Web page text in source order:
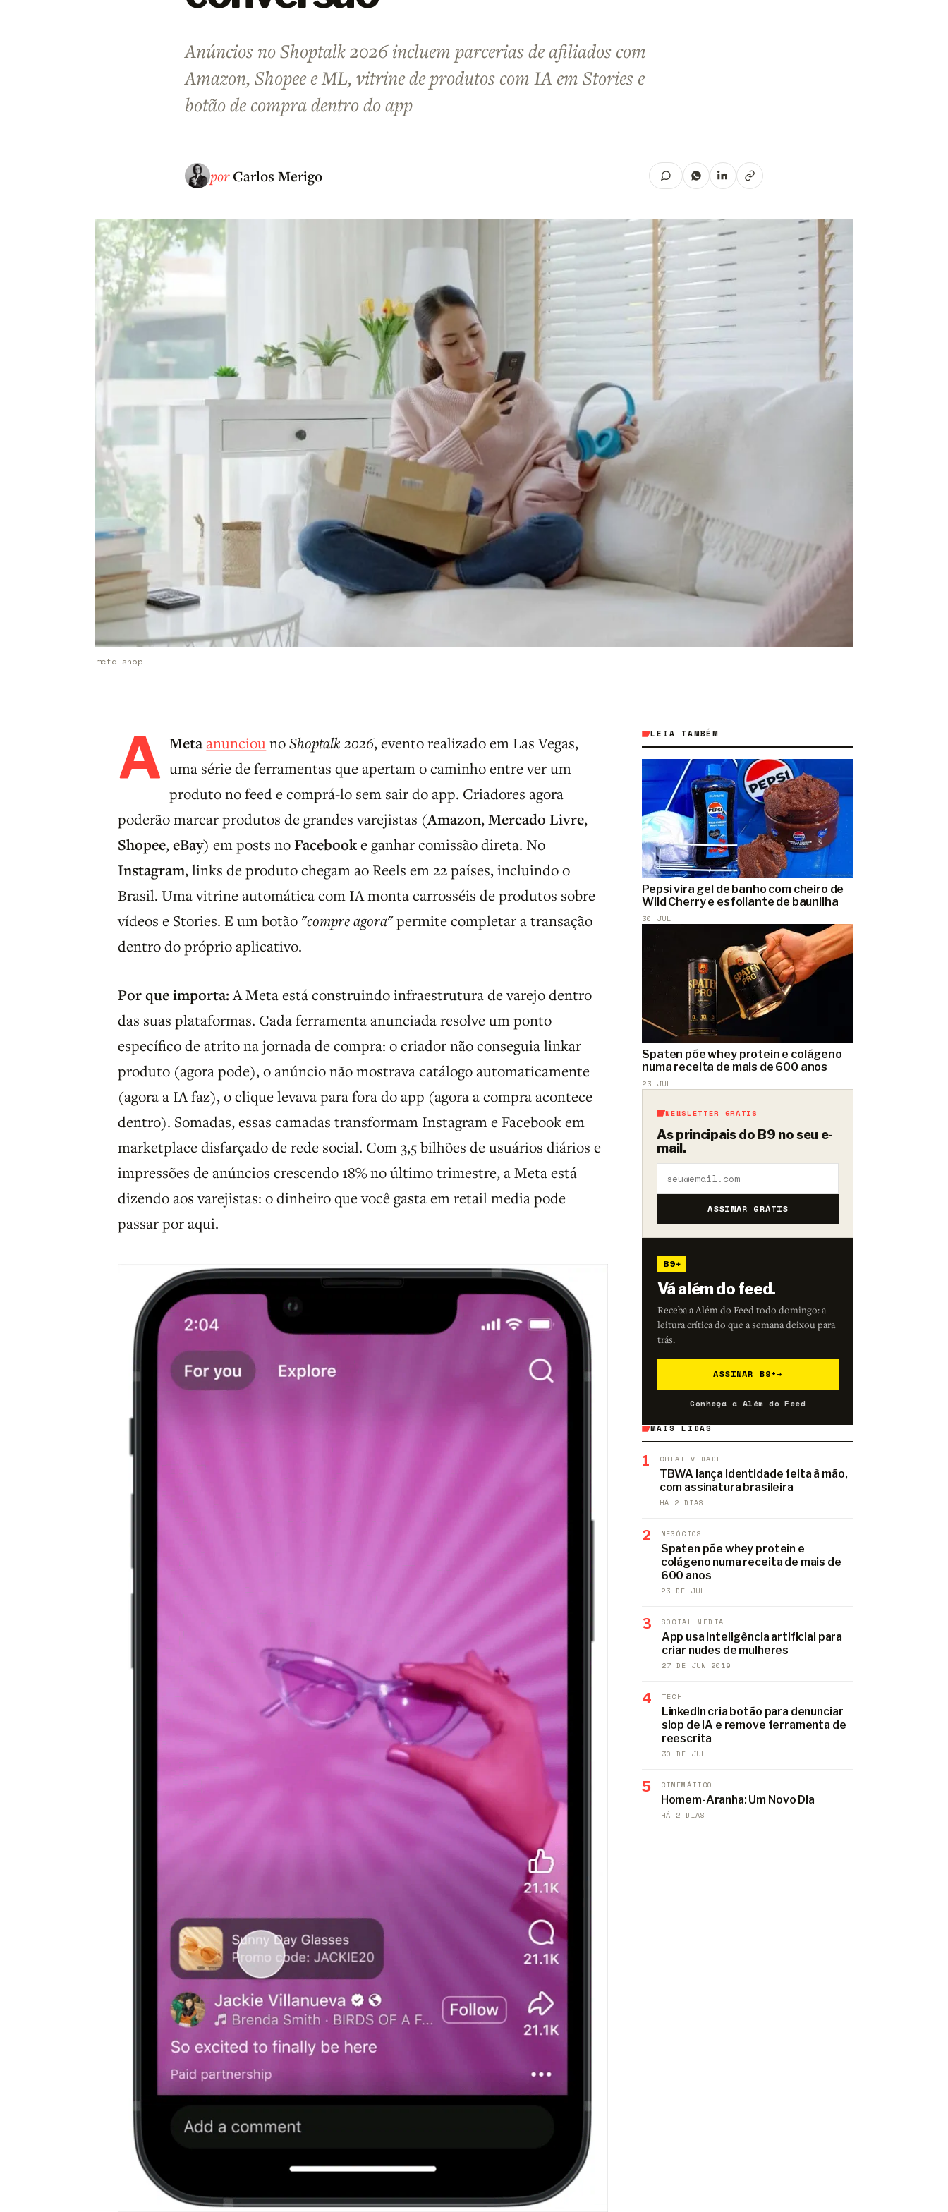
Anúncios no Shoptalk 2026 incluem parcerias de afiliados com
Amazon, Shopee e ML, vitrine de produtos com IA em Stories e
botão de compra dentro do app
por Carlos Merigo
meta-shop
A MetaanunciounoShoptalk 2026, evento realizado em Las Vegas,
uma série de ferramentas que apertam o caminho entre ver um
produto no feed e comprá-lo sem sair do app. Criadores agora
poderão marcar produtos de grandes varejistas (Amazon,Mercado Livre,
Shopee,eBay) em posts noFacebooke ganhar comissão direta. No
Instagram, links de produto chegam ao Reels em 22 países, incluindo o
Brasil. Uma vitrine automática com IA monta carrosséis de produtos sobre
vídeos e Stories. E um botão "compre agora"permite completar a transação
dentro do próprio aplicativo.
Por que importa:A Meta está construindo infraestrutura de varejo dentro
das suas plataformas. Cada ferramenta anunciada resolve um ponto
específico de atrito na jornada de compra: o criador não conseguia linkar
produto (agora pode), o anúncio não mostrava catálogo automaticamente
(agora a IA faz), o clique levava para fora do app (agora a compra acontece
dentro). Somadas, essas camadas transformam Instagram e Facebook em
marketplace disfarçado de rede social. Com 3,5 bilhões de usuários diários e
impressões de anúncios crescendo 18% no último trimestre, a Meta está
dizendo aos varejistas: o dinheiro que você gasta em retail media pode
passar por aqui.
LEIA TAMBÉM
Pepsi vira gel de banho com cheiro de
Wild Cherry e esfoliante de baunilha
30 JUL
Spaten põe whey protein e colágeno
numa receita de mais de 600 anos
23 JUL
NEWSLETTER GRÁTIS
As principais do B9 no seu e-
mail.
ASSINAR GRÁTIS
B9+
Vá além do feed.
Receba a Além do Feed todo domingo: a
leitura crítica do que a semana deixou para
trás.
ASSINAR B9+→
Conheça a Além do Feed
MAIS LIDAS
1 CRIATIVIDADE
TBWA lança identidade feita à mão,
com assinatura brasileira
HÁ 2 DIAS
2 NEGÓCIOS
Spaten põe whey protein e
colágeno numa receita de mais de
600 anos
23 DE JUL
3 SOCIAL MEDIA
App usa inteligência artificial para
criar nudes de mulheres
27 DE JUN 2019
4 TECH
LinkedIn cria botão para denunciar
slop de IA e remove ferramenta de
reescrita
30 DE JUL
5 CINEMÁTICO
Homem-Aranha: Um Novo Dia
HÁ 2 DIAS